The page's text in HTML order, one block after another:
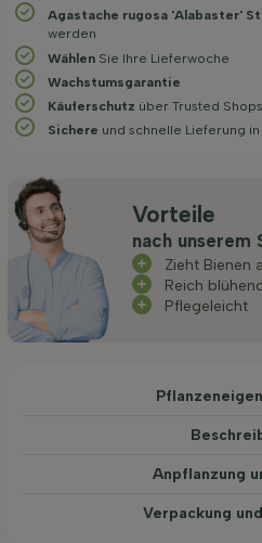
Agastache rugosa 'Alabaster'
werden
Wählen Sie Ihre Lieferwoche
Wachstums­garantie
Käuferschutz über Trusted Shops
Sichere und schnelle Lieferung
Vorteile
nach unserem
Zieht Bienen
Reich
Pflegeleicht
Anpflanzung
Verpackung